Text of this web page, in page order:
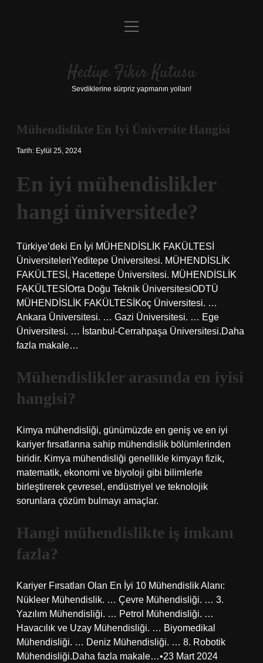
Anasayfa
Yasal Uyarı
menüyü
Hediye Fikir Kutusu
Sevdiklerine sürpriz yapmanın yolları!
Mühendislikte En Iyi Üniversite Hangisi
Tarih: Eylül 25, 2024
En iyi mühendislikler
hangi üniversitede?
Türkiye’deki En İyi MÜHENDİSLİK FAKÜLTESİ
ÜniversiteleriYeditepe Üniversitesi. MÜHENDİSLİK
FAKÜLTESİ, Hacettepe Üniversitesi. MÜHENDİSLİK
FAKÜLTESİOrta Doğu Teknik ÜniversitesiODTÜ
MÜHENDİSLİK FAKÜLTESİKoç Üniversitesi. …
Ankara Üniversitesi. … Gazi Üniversitesi. … Ege
Üniversitesi. … İstanbul-Cerrahpaşa Üniversitesi.Daha
fazla makale…
Mühendislikler arasında en iyisi
hangisi?
Kimya mühendisliği, günümüzde en geniş ve en iyi
kariyer fırsatlarına sahip mühendislik bölümlerinden
biridir. Kimya mühendisliği genellikle kimyayı fizik,
matematik, ekonomi ve biyoloji gibi bilimlerle
birleştirerek çevresel, endüstriyel ve teknolojik
sorunlara çözüm bulmayı amaçlar.
Hangi mühendislikte iş imkanı
fazla?
Kariyer Fırsatları Olan En İyi 10 Mühendislik Alanı:
Nükleer Mühendislik. … Çevre Mühendisliği. … 3.
Yazılım Mühendisliği. … Petrol Mühendisliği. …
Havacılık ve Uzay Mühendisliği. … Biyomedikal
Mühendisliği. … Deniz Mühendisliği. … 8. Robotik
Mühendisliği.Daha fazla makale…•23 Mart 2024